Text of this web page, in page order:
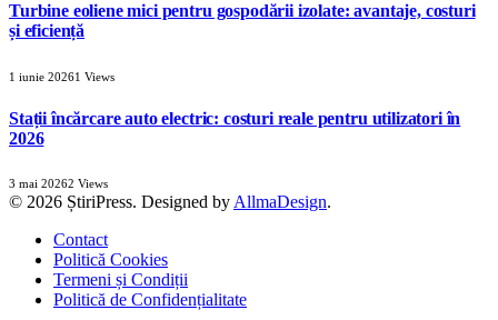
Turbine eoliene mici pentru gospodării izolate: avantaje, costuri
și eficiență
1 iunie 20261 Views
Stații încărcare auto electric: costuri reale pentru utilizatori în
2026
3 mai 20262 Views
© 2026 ȘtiriPress. Designed by AllmaDesign.
Contact
Politică Cookies
Termeni și Condiții
Politică de Confidențialitate